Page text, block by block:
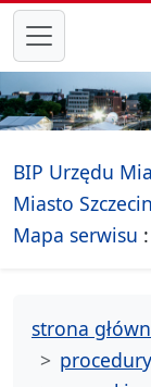
przejdź do
BIP Urzędu
Miasto Szczecin
Mapa serwisu
strona